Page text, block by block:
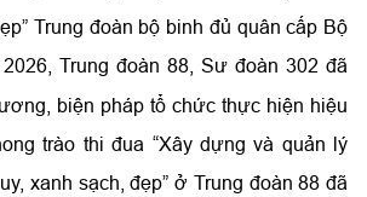
Trung đoàn bộ binh đủ quân cấp Bộ
Trung đoàn 88, Sư đoàn 302 đã
biện pháp tổ chức thực hiện hiệu
trào thi đua “Xây dựng và quản lý
xanh sạch, đẹp” ở Trung đoàn 88 đã